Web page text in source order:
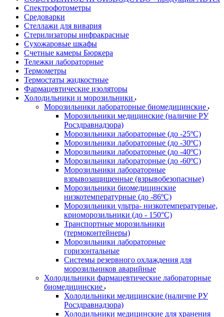
Спектрофотометры
Средоварки
Стеллажи для вивария
Стерилизаторы инфракрасные
Сухожаровые шкафы
Счетные камеры Бюркера
Тележки лабораторные
Термометры
Термостаты жидкостные
Фармацевтические изоляторы
Холодильники и морозильники
Морозильники лабораторные биомедицинские
Морозильники медицинские (наличие РУ
Росздравнадзора)
Морозильники лабораторные (до -25ºС)
Морозильники лабораторные (до -30ºС)
Морозильники лабораторные (до -40ºС)
Морозильники лабораторные (до -60ºС)
Морозильники лабораторные
взрывозащищенные (взрывобезопасные)
Морозильники биомедицинские
низкотемпературные (до -86ºС)
Морозильники ультра- низкотемпературные,
криоморозильники (до - 150°С)
Транспортные морозильники
(термоконтейнеры)
Морозильники лабораторные
горизонтальные
Системы резервного охлаждения для
морозильников аварийные
Холодильники фармацевтические лабораторные
биомедицинские
Холодильники медицинские (наличие РУ
Росздравнадзора)
Холодильники медицинские для хранения